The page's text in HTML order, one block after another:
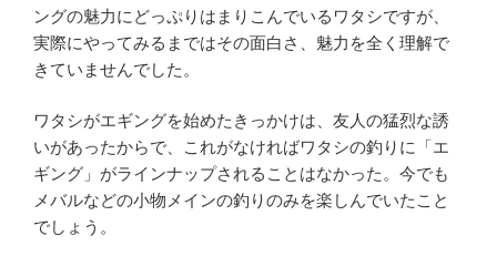
ングの魅力にどっぷりはまりこんでいるワタシですが、
実際にやってみるまではその面白さ、魅力を全く理解で
きていませんでした。
ワタシがエギングを始めたきっかけは、友人の猛烈な誘
いがあったからで、これがなければワタシの釣りに「エ
ギング」がラインナップされることはなかった。今でも
メバルなどの小物メインの釣りのみを楽しんでいたこと
でしょう。